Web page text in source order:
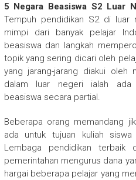
5 Negara Beasiswa S2 Luar
Tempuh pendidikan S2 di luar
mimpi dari banyak pelajar
beasiswa dan langkah
topik yang sering dicari oleh
yang jarang-jarang diakui oleh
dalam luar negeri ialah ada
beasiswa secara partial.
Beberapa orang memandang
ada untuk tujuan kuliah
Lembaga pendidikan terbaik
pemerintahan mengurus dana
hargai beberapa pelajar yang